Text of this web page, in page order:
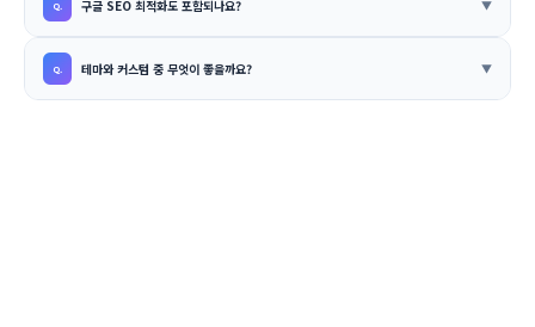
구글 SEO 최적화도 포함되나요?
테마와 커스텀 중 무엇이 좋을까요?